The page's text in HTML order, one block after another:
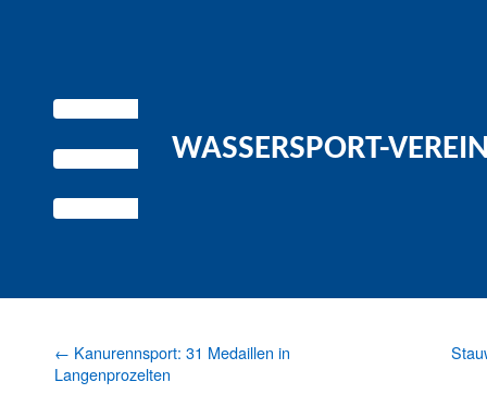
WASSERSPORT-
← Kanurennsport: 31 Medaillen in
Langenprozelten